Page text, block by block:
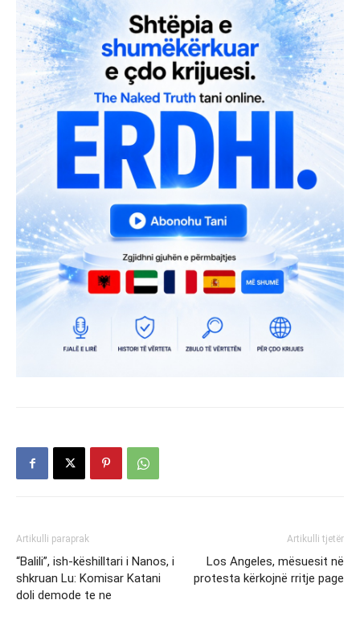
Artikulli paraprak
“Balili”, ish-këshilltari i Nanos, i
shkruan Lu: Komisar Katani
doli demode te ne
Artikulli tjetër
Los Angeles, mësuesit në
protesta kërkojnë rritje page